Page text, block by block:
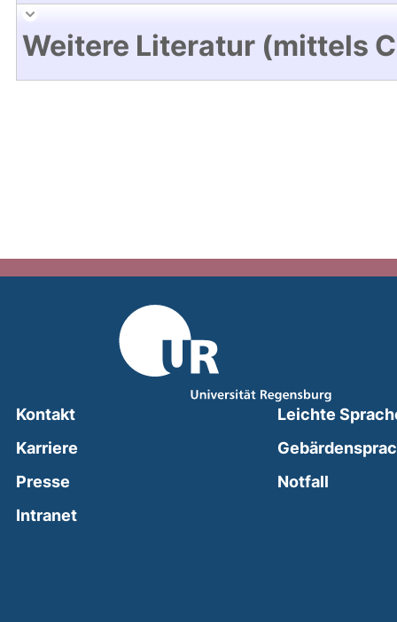
Weitere Literatur (mittels
Kontakt
Karriere
Presse
Intranet(external link, opens in a new window)
Leichte
Notfall